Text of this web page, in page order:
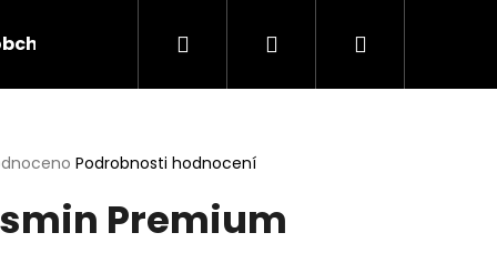
Vše o čajiHledat PřihlášeníNákupní
Podrobnosti hodnocení
Premium